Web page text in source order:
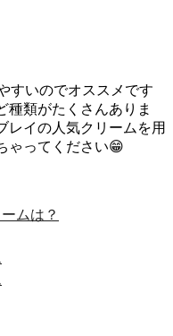
すいのでオススメです
種類がたくさんありま
レイの人気クリームを用
ゃってください😁
ムは？